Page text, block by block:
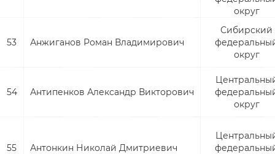
округ
53 Анжиганов Роман Владимирович
Сибирский
округ
54 Антипенков Александр Викторович
округ
55 Антонкин Николай Дмитриевич